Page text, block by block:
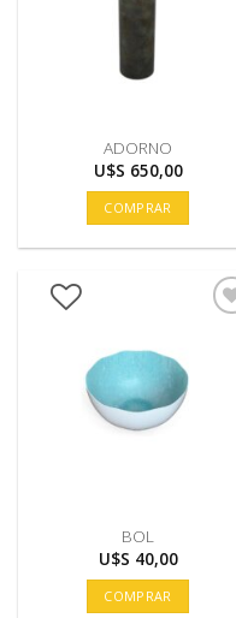
ADORNO
U$S 650,00
COMPRAR
BOL
U$S 40,00
COMPRAR